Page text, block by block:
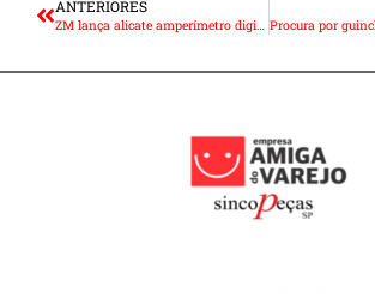
ANTERIORES
ZM lança alicate amperímetro digital para diagnósticos automotivos